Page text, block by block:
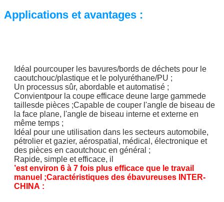
Applications et avantages :
Idéal pourcouper les bavures/bords de déchets pour le
caoutchouc/plastique et le polyuréthane/PU ;
Un processus sûr, abordable et automatisé ;
Convientpour la coupe efficace deune large gammede
taillesde pièces ;Capable de couper l'angle de biseau de
la face plane, l'angle de biseau interne et externe en
même temps ;
Idéal pour une utilisation dans les secteurs automobile,
pétrolier et gazier, aérospatial, médical, électronique et
des pièces en caoutchouc en général ;
Rapide, simple et efficace, il
’est environ 6 à 7 fois plus efficace que le travail
manuel ;Caractéristiques des ébavureuses INTER-
CHINA :